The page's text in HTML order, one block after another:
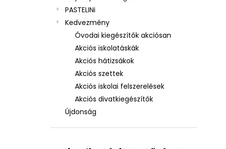
PASTELINi
Kedvezmény
Óvodai kiegészítők akciósan
Akciós iskolatáskák
Akciós hátizsákok
Akciós szettek
Akciós iskolai felszerelések
Akciós divatkiegészítők
Újdonság